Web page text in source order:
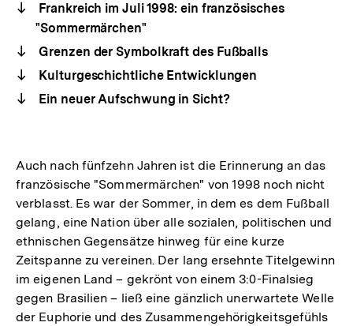
Frankreich im Juli 1998: ein französisches
"Sommermärchen"
Grenzen der Symbolkraft des Fußballs
Kulturgeschichtliche Entwicklungen
Ein neuer Aufschwung in Sicht?
Auch nach fünfzehn Jahren ist die Erinnerung an das
französische "Sommermärchen" von 1998 noch nicht
verblasst. Es war der Sommer, in dem es dem Fußball
gelang, eine Nation über alle sozialen, politischen und
ethnischen Gegensätze hinweg für eine kurze
Zeitspanne zu vereinen. Der lang ersehnte Titelgewinn
im eigenen Land – gekrönt von einem 3:0-Finalsieg
gegen Brasilien – ließ eine gänzlich unerwartete Welle
der Euphorie und des Zusammengehörigkeitsgefühls